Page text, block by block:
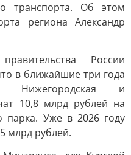
транспорта. Об этом
региона Александр
России
в ближайшие три года
Нижегородская и
10,8 млрд рублей на
парка. Уже в 2026 году
млрд рублей.